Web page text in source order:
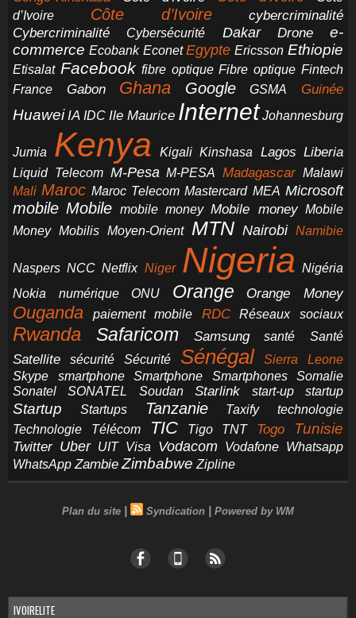
d’Ivoire
Côte d’Ivoire
cybercriminalité
Cybercriminalité
Cybersécurité Dakar Drone
e-
commerce Ecobank Econet Egypte Ericsson Ethiopie
Etisalat Facebook fibre optique Fibre optique Fintech
France
Gabon Ghana Google GSMA Guinée
Huawei IA IDC Ile Maurice Internet Johannesburg
Jumia Kenya Kigali Kinshasa Lagos Liberia
Liquid Telecom M-Pesa M-PESA Madagascar Malawi
Mali Maroc Maroc Telecom Mastercard MEA Microsoft
mobile Mobile mobile money Mobile money Mobile
Money Mobilis Moyen-Orient MTN Nairobi Namibie
Naspers NCC Netflix Niger Nigeria Nigéria
Nokia
numérique ONU Orange Orange Money
Ouganda paiement mobile RDC Réseaux sociaux
Rwanda Safaricom Samsung santé Santé
Satellite sécurité Sécurité Sénégal
Sierra Leone
Skype
smartphone Smartphone Smartphones
Somalie
Sonatel
SONATEL Soudan Starlink start-up startup
Startup Startups Tanzanie Taxify
technologie
Technologie
Télécom TIC Tigo TNT Togo Tunisie
Twitter Uber UIT Visa Vodacom Vodafone Whatsapp
WhatsApp Zambie Zimbabwe Zipline
Plan du site | Syndication | Powered by WM
IVOIRELITE